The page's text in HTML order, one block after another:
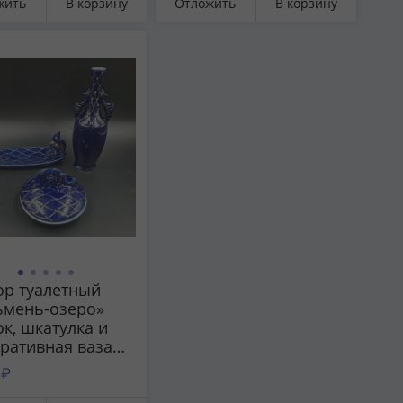
1980-1990 гг.
СССР, 1960-1980 гг.
туалетный
озеро»
шкатулка и
ваза),
Гаврилова
крытье